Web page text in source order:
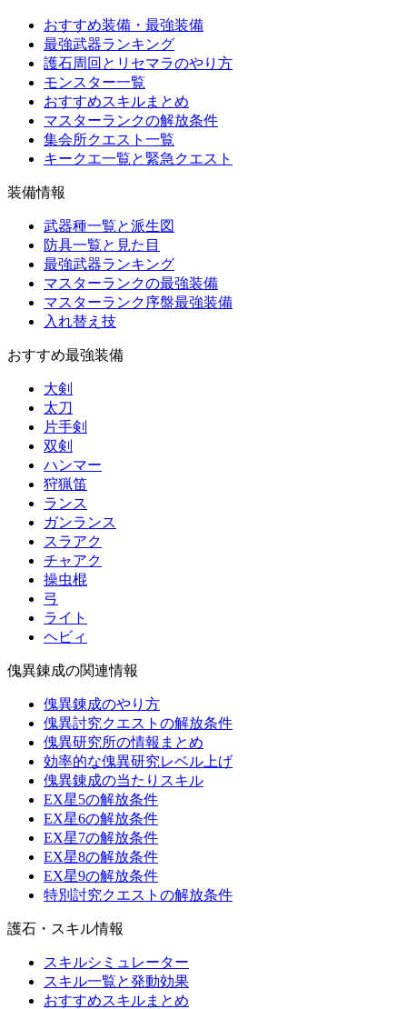
おすすめ装備・最強装備
最強武器ランキング
護石周回とリセマラのやり方
モンスター一覧
おすすめスキルまとめ
マスターランクの解放条件
集会所クエスト一覧
キークエ一覧と緊急クエスト
装備情報
武器種一覧と派生図
防具一覧と見た目
最強武器ランキング
マスターランクの最強装備
マスターランク序盤最強装備
入れ替え技
おすすめ最強装備
大剣
太刀
片手剣
双剣
ハンマー
狩猟笛
ランス
ガンランス
スラアク
チャアク
操虫棍
弓
ライト
ヘビィ
傀異錬成の関連情報
傀異錬成のやり方
傀異討究クエストの解放条件
傀異研究所の情報まとめ
効率的な傀異研究レベル上げ
傀異錬成の当たりスキル
EX星5の解放条件
EX星6の解放条件
EX星7の解放条件
EX星8の解放条件
EX星9の解放条件
特別討究クエストの解放条件
護石・スキル情報
スキルシミュレーター
スキル一覧と発動効果
おすすめスキルまとめ